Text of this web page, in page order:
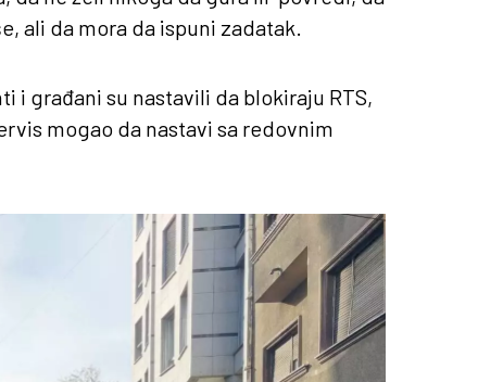
ali da mora da ispuni zadatak.
i građani su nastavili da blokiraju RTS,
mogao da nastavi sa redovnim